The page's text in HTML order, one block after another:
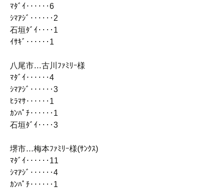
ﾏﾀﾞｲ‥‥‥6
ｼﾏｱｼﾞ‥‥‥2
石垣ﾀﾞｲ‥‥1
ｲｻｷﾞ‥‥‥1
八尾市…古川ﾌｧﾐﾘｰ様
ﾏﾀﾞｲ‥‥‥4
ｼﾏｱｼﾞ‥‥‥3
ﾋﾗﾏｻ‥‥‥1
ｶﾝﾊﾟﾁ‥‥‥1
石垣ﾀﾞｲ‥‥3
堺市…梅本ﾌｧﾐﾘｰ様(ｻﾝｸｽ)
ﾏﾀﾞｲ‥‥‥11
ｼﾏｱｼﾞ‥‥‥4
ｶﾝﾊﾟﾁ‥‥‥1